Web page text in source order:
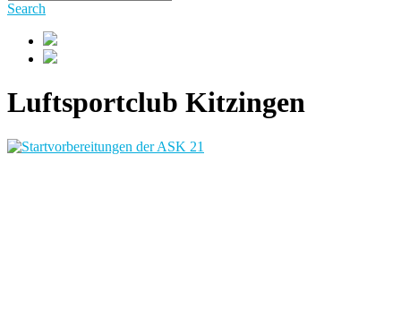
Search
Luftsportclub Kitzingen